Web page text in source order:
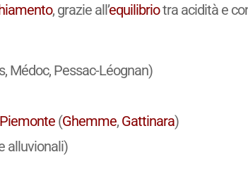
, grazie all’equilibriotra acidità e
Médoc, Pessac-Léognan)
Piemonte (Ghemme, Gattinara)
alluvionali)